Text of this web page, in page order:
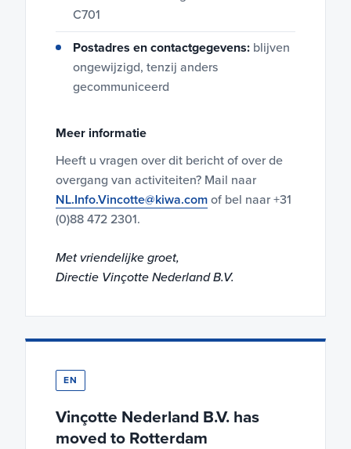
C701
Postadres en contactgegevens: blijven
ongewijzigd, tenzij anders
gecommuniceerd
Meer informatie
Heeft u vragen over dit bericht of over de
overgang van activiteiten? Mail naar
NL.Info.Vincotte@kiwa.com of bel naar +31
(0)88 472 2301.
Met vriendelijke groet,
Directie Vinçotte Nederland B.V.
EN
Vinçotte Nederland B.V. has
moved to Rotterdam